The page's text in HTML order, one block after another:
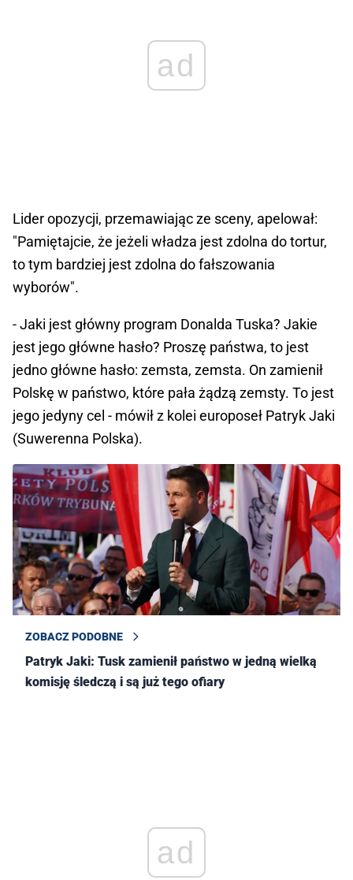
ad
Lider opozycji, przemawiając ze sceny, apelował:
"Pamiętajcie, że jeżeli władza jest zdolna do tortur,
to tym bardziej jest zdolna do fałszowania
wyborów".
- Jaki jest główny program Donalda Tuska? Jakie
jest jego główne hasło? Proszę państwa, to jest
jedno główne hasło: zemsta, zemsta. On zamienił
Polskę w państwo, które pała żądzą zemsty. To jest
jego jedyny cel - mówił z kolei europoseł Patryk Jaki
(Suwerenna Polska).
ZOBACZ PODOBNE
Patryk Jaki: Tusk zamienił państwo w jedną wielką
komisję śledczą i są już tego ofiary
ad